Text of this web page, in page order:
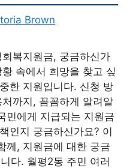
Brown
복지원금, 궁금하신가
속에서 희망을 찾고 싶
한 지원입니다. 신청 방
까지, 꼼꼼하게 알려알
민에게 지급되는 지원금
인지 궁금하신가요? 이
께, 지원금에 대한 궁금
다. 월평2동 주민 여러